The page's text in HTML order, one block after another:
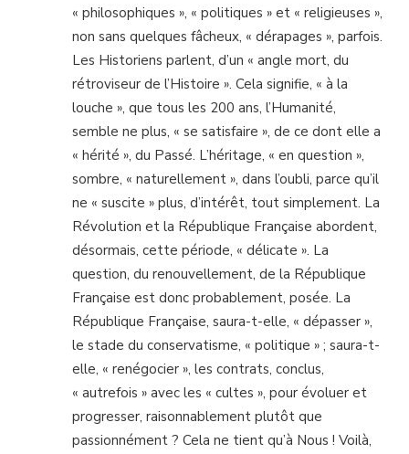
« philosophiques », « politiques » et « religieuses »,
non sans quelques fâcheux, « dérapages », parfois.
Les Historiens parlent, d’un « angle mort, du
rétroviseur de l’Histoire ». Cela signifie, « à la
louche », que tous les 200 ans, l’Humanité,
semble ne plus, « se satisfaire », de ce dont elle a
« hérité », du Passé. L’héritage, « en question »,
sombre, « naturellement », dans l’oubli, parce qu’il
ne « suscite » plus, d’intérêt, tout simplement. La
Révolution et la République Française abordent,
désormais, cette période, « délicate ». La
question, du renouvellement, de la République
Française est donc probablement, posée. La
République Française, saura-t-elle, « dépasser »,
le stade du conservatisme, « politique » ; saura-t-
elle, « renégocier », les contrats, conclus,
« autrefois » avec les « cultes », pour évoluer et
progresser, raisonnablement plutôt que
passionnément ? Cela ne tient qu’à Nous ! Voilà,